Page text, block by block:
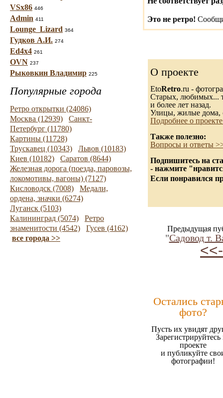
VSx86 446
Admin 411
Lounge_Lizard 364
Гудков А.И. 274
Ed4x4 261
OVN 237
Рыковкин Владимир 225
Популярные города
Ретро открытки (24086)
Москва (12939)
Санкт-
Петербург (11780)
Картины (11728)
Трускавец (10343)
Львов (10183)
Киев (10182)
Саратов (8644)
Железная дорога (поезда, паровозы,
локомотивы, вагоны) (7127)
Кисловодск (7008)
Медали,
ордена, значки (6274)
Луганск (5103)
Калининград (5074)
Ретро
знаменитости (4542)
Гусев (4162)
все города >>
Это не ретро!
О проекте
EtoRetro.ru -
Старых, любимых...
и более лет назад.
Улицы, жилые дома,
Подробнее о
Также полезно:
Вопросы и ответы
Подпишитесь на
- нажмите
Если понравился
Предыдущая
"Садовод т.
<<-
Остались
фото?
Пусть их увидят
Зарегистрируйтесь
проекте
и публикуйте
фотографии!